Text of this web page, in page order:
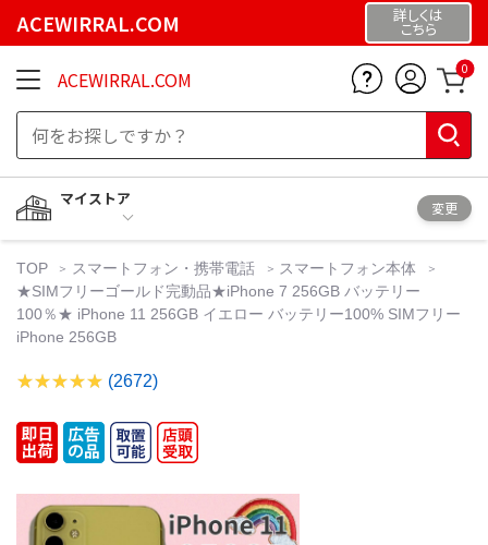
ACEWIRRAL.COM 詳しくは
こちら
ACEWIRRAL.COM 0
マイストア
変更
TOP スマートフォン・携帯電話
スマートフォン本体
★SIMフリーゴールド完動品★iPhone 7 256GB バッテリー
100％★ iPhone 11 256GB イエロー バッテリー100% SIMフリー
iPhone 256GB
(2672)